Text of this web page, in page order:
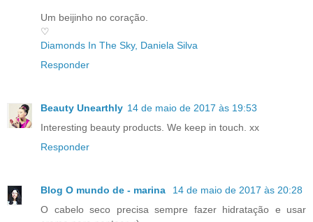
Um beijinho no coração.
♡
Diamonds In The Sky, Daniela Silva
Responder
Beauty Unearthly 14 de maio de 2017 às 19:53
Interesting beauty products. We keep in touch. xx
Responder
Blog O mundo de - marina
14 de maio de 2017 às 20:28
O cabelo seco precisa sempre fazer hidratação e usar